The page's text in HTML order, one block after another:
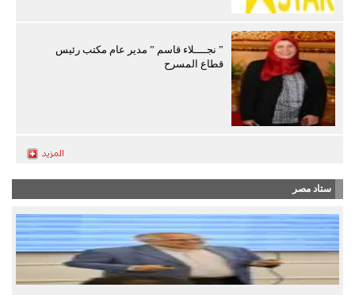
” نجــــلاء قاسم ” مدير عام مكتب رئيس
قطاع المسرح
ستاد مصر